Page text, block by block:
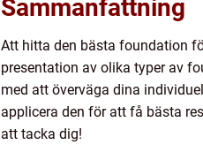
Sammanfattning
Att hitta den bästa foundation
presentation av olika typer av
med att överväga dina
applicera den för att få bästa
att tacka dig!